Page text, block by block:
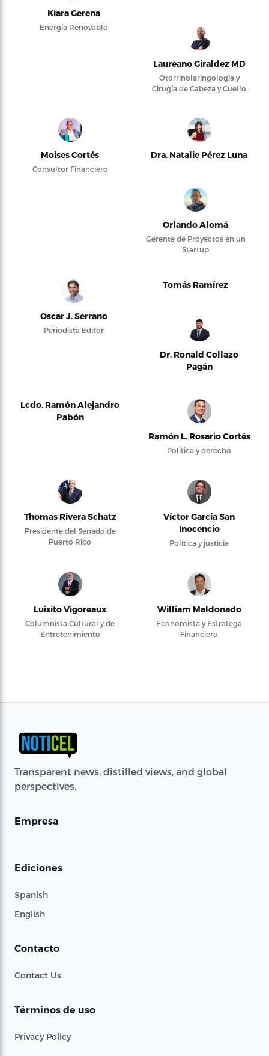
Kiara Gerena
Energía Renovable
Laureano Giraldez MD
Otorrinolaringología y
Cirugía de Cabeza y Cuello
Moises Cortés
Consultor Financiero
Dra. Natalie Pérez Luna
Orlando Alomá
Gerente de Proyectos en un
Startup
Oscar J. Serrano
Periodista Editor
Tomás Ramírez
Dr. Ronald Collazo
Pagán
Lcdo. Ramón Alejandro
Pabón
Ramón L. Rosario Cortés
Política y derecho
Thomas Rivera Schatz
Presidente del Senado de
Puerto Rico
Víctor García San
Inocencio
Política y justicia
Luisito Vigoreaux
Columnista Cultural y de
Entretenimiento
William Maldonado
Economista y Estratega
Financiero
Transparent news, distilled views, and global
perspectives.
Empresa
Ediciones
Spanish
English
Contacto
Contact Us
Términos de uso
Privacy Policy